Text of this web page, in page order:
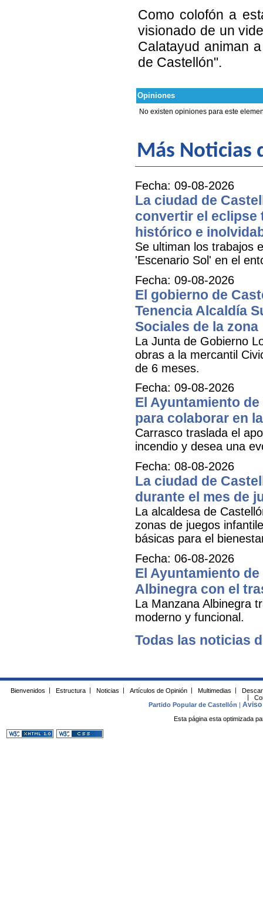
Como colofón a
visionado de un
Calatayud animan
de Castellón".
Opiniones
No existen opiniones para este
Más Noticias
Fecha: 09-08-2026
La ciudad de
convertir el eclipse
histórico e
Se ultiman los trabajos
'Escenario Sol' en el
Fecha: 09-08-2026
El gobierno de
Tenencia Alcaldía
Sociales de la zona
La Junta de Gobierno
obras a la mercantil
de 6 meses.
Fecha: 09-08-2026
El Ayuntamiento
para colaborar en
Carrasco traslada el
incendio y desea una
Fecha: 08-08-2026
La ciudad de
durante el mes de
La alcaldesa de
zonas de juegos
básicas para el
Fecha: 06-08-2026
El Ayuntamiento
Albinegra con el
La Manzana Albinegra
moderno y funcional.
Todas las noticias
Bienvenidos Estructura Noticias Artículos de Opinión Multimedias
Partido Popular de Castellón
|Aviso
Esta página esta optimizada